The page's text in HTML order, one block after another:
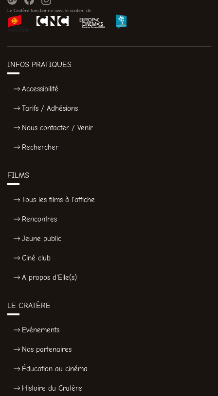
Le Cratère fonctionne avec le soutien de :
INFOS PRATIQUES
Accessibilité
Tarifs / Adhésions
Nous contacter / Venir
Rechercher
FILMS
Tous les films à l'affiche
Rencontres
Jeune public
Ciné club
A propos d'Elle(s)
LE CRATÈRE
Evénements
Nos partenaires
Éducation au cinéma
Histoire du Cratère